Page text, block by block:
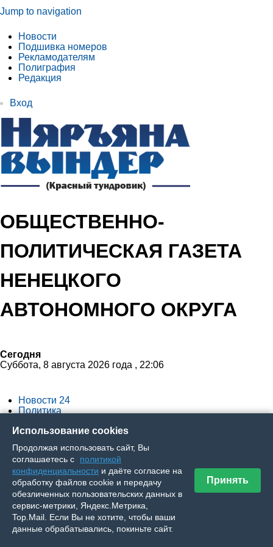
Jump to navigation
Новости
Подшивка номеров
Рекламодателям
Полиграфия
Редакция
Вход
ОБЩЕСТВЕННО-
ПОЛИТИЧЕСКАЯ ГАЗЕТА
НЕНЕЦКОГО
АВТОНОМНОГО ОКРУГА
Сегодня
Суббота, 8 августа 2026 года , 22:06
Новости 24
Политика
Общество
Культура
Происшествия
Ялумд’’
Вы здесь
Использование cookies
Продолжая использовать сайт, Вы
соглашаетесь с
политикой
конфиденциальности и даёте согласие на
обработку файлов cookie и передачу
обезличенных пользовательских данных в
сервис-метрики, Яндекс.Метрика,
Top.Mail. Если Вы не хотите, чтобы ваши
данные обрабатывались, покиньте сайт.
Принять